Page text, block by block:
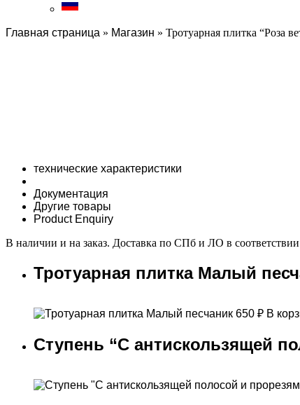
Главная страница » Магазин » Тротуарная плитка “Роза
технические характеристики
Документация
Другие товары
Product Enquiry
В наличии и на заказ. Доставка по СПб и ЛО в
Тротуарная плитка Малый
650 ₽ В
Ступень “С антискользящей